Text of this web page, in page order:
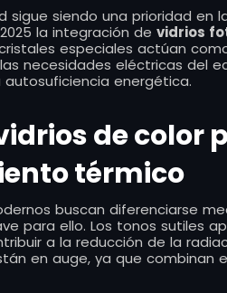
sigue siendo una prioridad
la integración de vidrios
especiales actúan
necesidades eléctricas del
energética.
de color
térmico
buscan diferenciarse
para ello. Los tonos sutiles
a la reducción de la
en auge, ya que combinan